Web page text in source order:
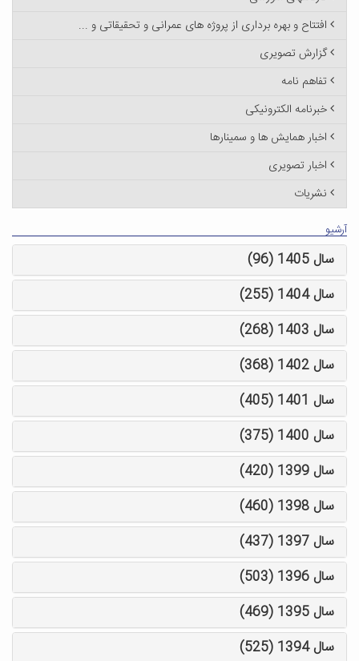
افتتاح و بهره برداری از پروژه های عمرانی و تحقیقاتی و ...
گزارش تصویری
تفاهم نامه
خبرنامه الکترونیکی
اخبار همایش ها و سمینارها
اخبار تصویری
نشریات
آرشیو
سال 1405 (96)
سال 1404 (255)
سال 1403 (268)
سال 1402 (368)
سال 1401 (405)
سال 1400 (375)
سال 1399 (420)
سال 1398 (460)
سال 1397 (437)
سال 1396 (503)
سال 1395 (469)
سال 1394 (525)